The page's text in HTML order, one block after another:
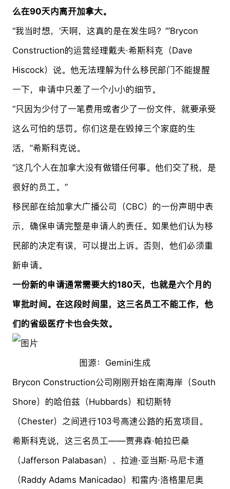
么在90天内离开加拿大。
“我当时想，‘天啊，这真的是在发生吗？’”Brycon
Construction的运营经理戴夫·希斯科克（Dave
Hiscock）说。他无法理解为什么移民部门不能提醒
一下，申请中只差了一个小小的细节。
“只因为少付了一笔费用或者少了一份文件，就要承受
这么可怕的惩罚。你们这是在毁掉三个家庭的生
活，”希斯科克说。
“这几个人在加拿大没有做错任何事。他们交了税，是
很好的员工。”
移民部在给加拿大广播公司（CBC）的一份声明中表
示，确保申请完整是申请人的责任。如果他们认为移
民部的决定有误，可以提出上诉。否则，他们必须重
新申请。
一份新的申请通常需要大约180天，也就是六个月的
审批时间。在这段时间里，这三名员工不能工作，他
们的省级医疗卡也会失效。
图源：Gemini生成
Brycon Construction公司刚刚开始在南海岸（South
Shore）的哈伯兹（Hubbards）和切斯特
（Chester）之间进行103号高速公路的拓宽项目。
希斯科克说，这三名员工——贾弗森·帕拉巴桑
（Jafferson Palabasan）、拉迪·亚当斯·马尼卡道
（Raddy Adams Manicadao）和雷内·洛格里尼奥